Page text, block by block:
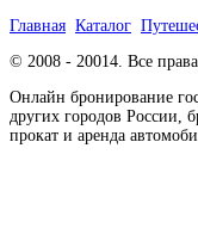
Главная Каталог
© 2008 - 20014. Все
Онлайн бронирование
других городов России,
прокат и аренда